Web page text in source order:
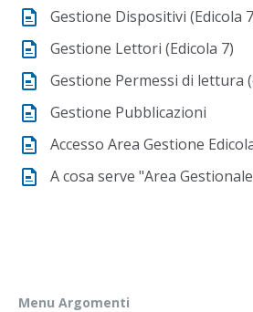
Gestione Dispositivi (Edicola
Gestione Lettori (Edicola 7)
Gestione Permessi di lettura
Gestione Pubblicazioni
Accesso Area Gestione
A cosa serve "Area
Menu Argomenti